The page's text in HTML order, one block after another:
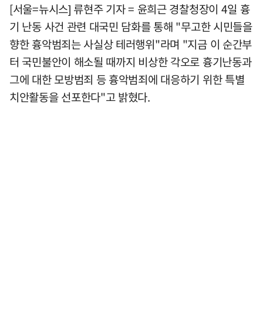
[서울=뉴시스] 류현주 기자 = 윤희근 경찰청장이 4일 흉
기 난동 사건 관련 대국민 담화를 통해 "무고한 시민들을
향한 흉악범죄는 사실상 테러행위"라며 "지금 이 순간부
터 국민불안이 해소될 때까지 비상한 각오로 흉기난동과
그에 대한 모방범죄 등 흉악범죄에 대응하기 위한 특별
치안활동을 선포한다"고 밝혔다.